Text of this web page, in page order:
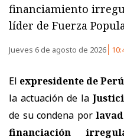
financiamiento
líder de Fuerza
Jueves 6 de agosto de 2026
El expresidente de
la actuación de la
de su condena por
financiación